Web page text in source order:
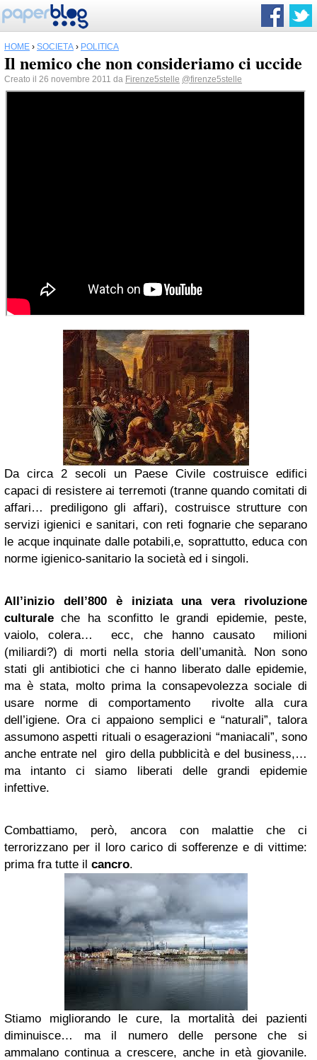
HOME › SOCIETÀ › POLITICA
Il nemico che non consideriamo ci uccide
Creato il 26 novembre 2011 da Firenze5stelle @firenze5stelle
Da circa 2 secoli un Paese Civile costruisce edifici
capaci di resistere ai terremoti (tranne quando comitati di
affari… prediligono gli affari), costruisce strutture con
servizi igienici e sanitari, con reti fognarie che separano
le acque inquinate dalle potabili,e, soprattutto, educa con
norme igienico-sanitario la società ed i singoli.
All’inizio dell’800 è iniziata una vera rivoluzione
culturale che ha sconfitto le grandi epidemie, peste,
vaiolo, colera… ecc, che hanno causato milioni
(miliardi?) di morti nella storia dell’umanità. Non sono
stati gli antibiotici che ci hanno liberato dalle epidemie,
ma è stata, molto prima la consapevolezza sociale di
usare norme di comportamento rivolte alla cura
dell’igiene. Ora ci appaiono semplici e “naturali”, talora
assumono aspetti rituali o esagerazioni “maniacali”, sono
anche entrate nel giro della pubblicità e del business,…
ma intanto ci siamo liberati delle grandi epidemie
infettive.
Combattiamo, però, ancora con malattie che ci
terrorizzano per il loro carico di sofferenze e di vittime:
prima fra tutte il cancro.
Stiamo migliorando le cure, la mortalità dei pazienti
diminuisce… ma il numero delle persone che si
ammalano continua a crescere, anche in età giovanile.